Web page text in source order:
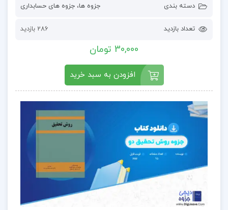
دسته بندی جزوه ها، جزوه های حسابداری
تعداد بازدید 286 بازدید
30,000 تومان
افزودن به سبد خرید